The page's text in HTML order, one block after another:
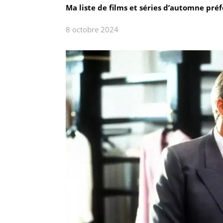
Ma liste de films et séries d’automne
8 octobre 2024